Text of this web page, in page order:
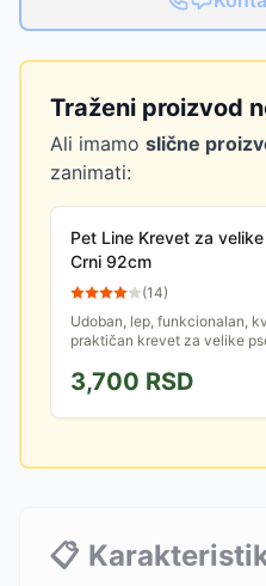
Traženi proizvod
Ali imamo slične
zanimati:
Pet Line Krevet za
Crni 92cm
(14)
Udoban, lep, funkcionalan,
praktičan krevet za velike
Stabilnog, ovalnog oblika, sa...
3,700 RSD
📋